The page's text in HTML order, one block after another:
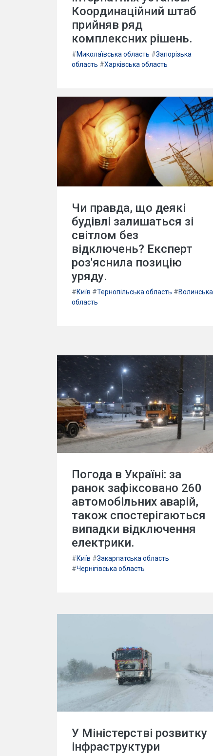
Координаційний штаб
прийняв ряд
комплексних рішень.
#Миколаївська область #Запорізька
область #Харківська область
Чи правда, що деякі
будівлі залишаться зі
світлом без
відключень? Експерт
роз'яснила позицію
уряду.
#Київ #Тернопільська область #Волинська
область
Погода в Україні: за
ранок зафіксовано 260
автомобільних аварій,
також спостерігаються
випадки відключення
електрики.
#Київ #Закарпатська область
#Чернігівська область
У Міністерстві розвитку
інфраструктури